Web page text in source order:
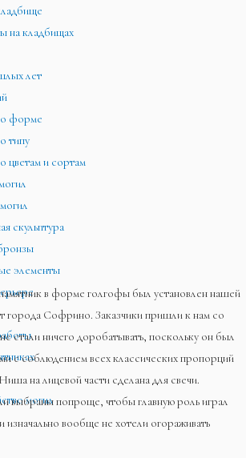
на кладбищах
лет
форме
типу
цветам и сортам
скульптура
элементы
могил
в форме голгофы был установлен нашей
города Софрино. Заказчики пришли к нам со
стали ничего доробатывать, поскольку он был
с соблюдением всех классических пропорций
на лицевой части сделана для свечи.
выбраны попроще, чтобы главную роль играл
изначально вообще не хотели огораживать